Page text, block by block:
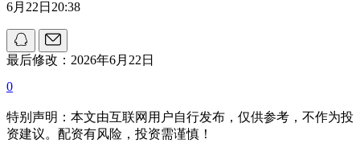
6月22日20:38
最后修改：2026年6月22日
0
特别声明：本文由互联网用户自行发布，仅供参考，不作为投
资建议。配资有风险，投资需谨慎！